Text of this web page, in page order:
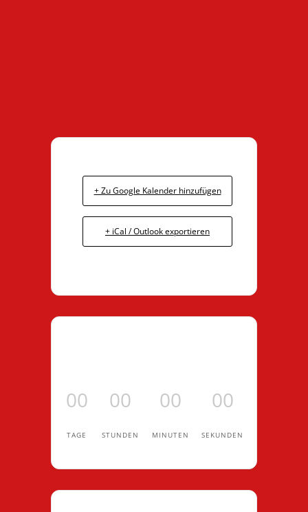
+ Zu Google Kalender hinzufügen
+ iCal / Outlook exportieren
00
TAGE
00
STUNDEN
00
MINUTEN
00
SEKUNDEN